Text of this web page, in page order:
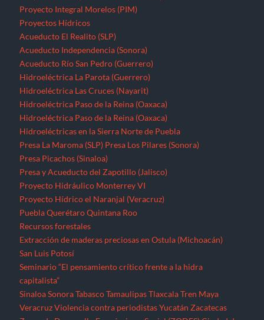
Presa Picachos (Sinaloa)
Presa y Acueducto del Zapotillo (Jalisco)
Proyecto Hidráulico Monterrey VI
Proyecto Hídrico el Naranjal (Veracruz)
Puebla QuerétaroQuintana Roo
Recursos forestales
Extracción de maderas preciosas en Ostula (Michoacán)
San Luis Potosí
Seminario “El pensamiento crítico frente a la hidra
capitalista”
Sinaloa SonoraTabasco Tamaulipas TlaxcalaTren Maya
VeracruzViolencia contra periodistas
Zonas de Desarrollo Económico y Social (ZODES) Ciudad de
México
Zonas Económicas Especiales
¿Qué es un megaproyecto?
Corredor transístimico
Funciona gracias a WordPress
Freesia.